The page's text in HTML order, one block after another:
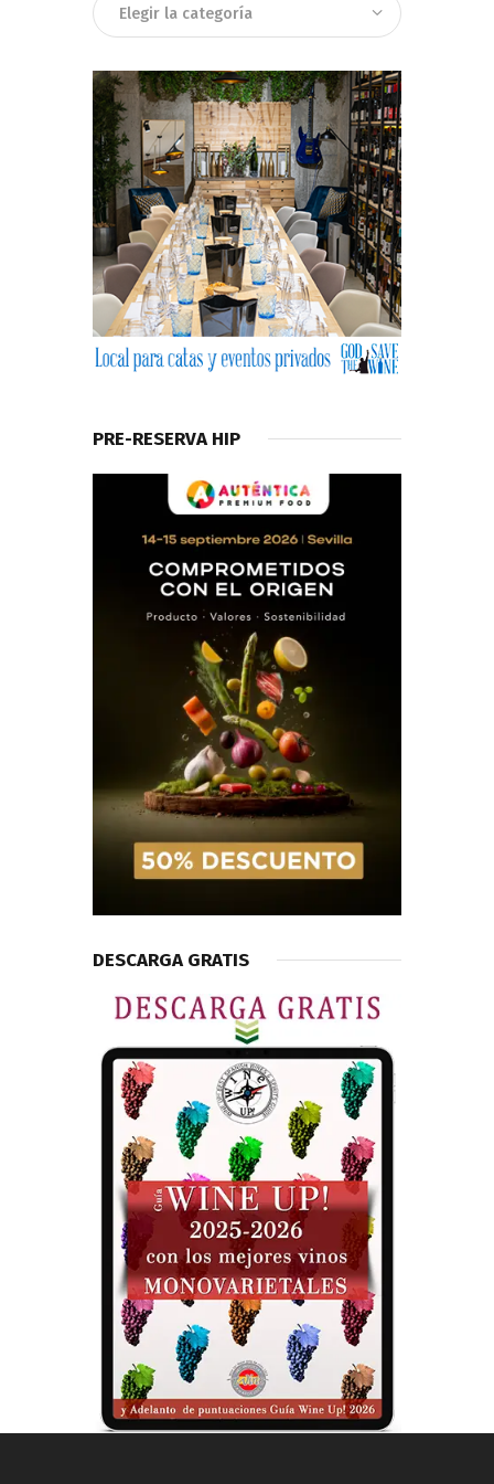
PRE-RESERVA HIP
DESCARGA GRATIS